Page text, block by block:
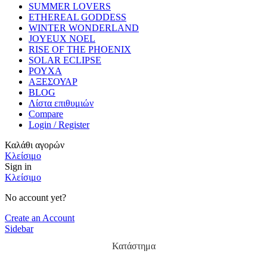
SUMMER LOVERS
ETHEREAL GODDESS
WINTER WONDERLAND
JOYEUX NOEL
RISE OF THE PHOENIX
SOLAR ECLIPSE
ΡΟΥΧΑ
ΑΞΕΣΟΥΑΡ
BLOG
Λίστα επιθυμιών
Compare
Login / Register
Καλάθι αγορών
Κλείσιμο
Sign in
Κλείσιμο
No account yet?
Create an Account
Sidebar
Κατάστημα